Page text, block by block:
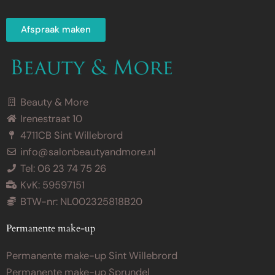
Afspraak maken
Beauty & More
Irenestraat 10
4711CB Sint Willebrord
info@salonbeautyandmore.nl
Tel: 06 23 74 75 26
KvK: 59597151
BTW-nr: NL002325818B20
Permanente make-up
Permanente make-up Sint Willebrord
Permanente make-up Sprundel